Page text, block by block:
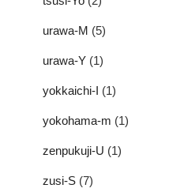
urawa-M (5)
urawa-Y (1)
yokkaichi-I (1)
yokohama-m (1)
zenpukuji-U (1)
zusi-S (7)